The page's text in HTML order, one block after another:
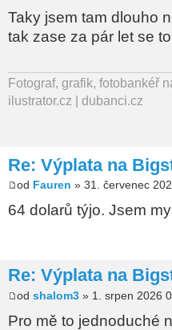
Taky jsem tam dlouho
tak zase za pár let se
Fotograf, grafik, fotobankéř
ilustrator.cz | dubanci.cz
Re: Výplata na
od Fauren » 31. červenec
64 dolarů týjo. Jsem
Re: Výplata na
od shalom3 » 1. srpen 2026
Pro mě to jednoduché